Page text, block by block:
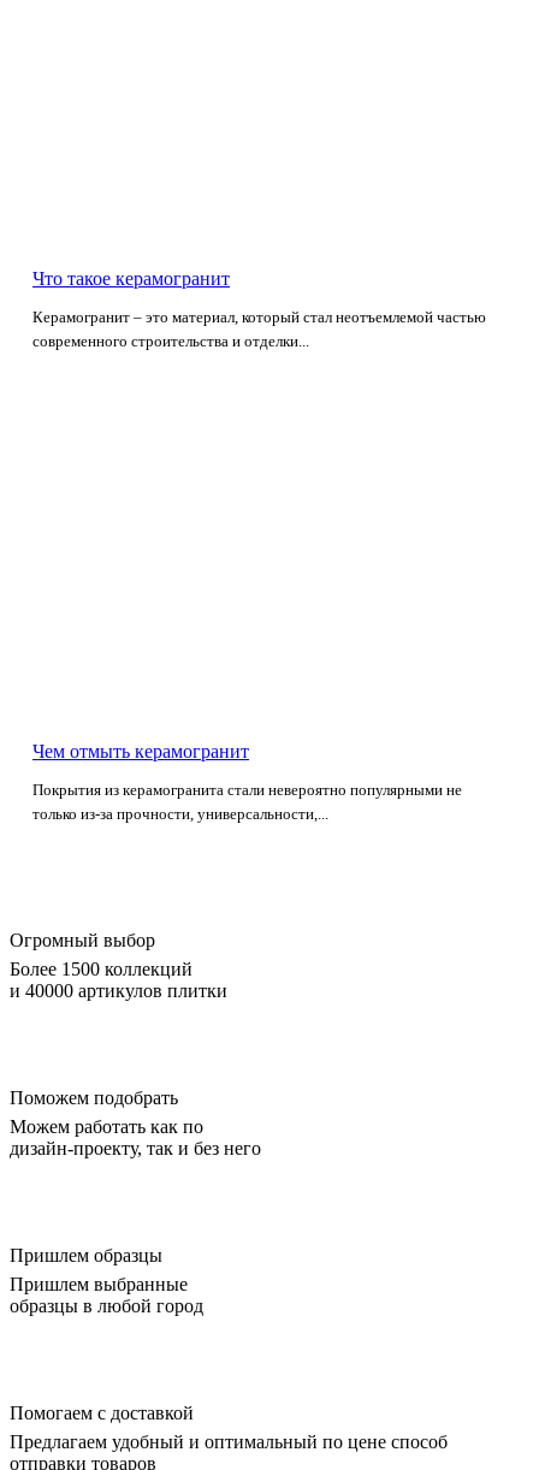
Что такое керамогранит
Керамогранит – это материал, который стал неотъемлемой частью
современного строительства и отделки...
Чем отмыть керамогранит
Покрытия из керамогранита стали невероятно популярными не
только из-за прочности, универсальности,...
Огромный выбор
Более 1500 коллекций
и 40000 артикулов плитки
Поможем подобрать
Можем работать как по
дизайн-проекту, так и без него
Пришлем образцы
Пришлем выбранные
образцы в любой город
Помогаем с доставкой
Предлагаем удобный и оптимальный по цене способ
отправки товаров